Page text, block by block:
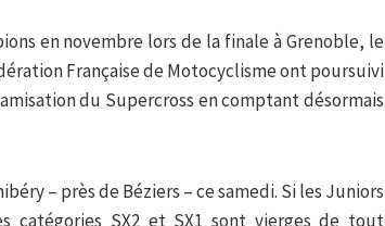
en novembre lors de la finale à Grenoble, le
Française de Motocyclisme ont poursuivi
du Supercross en comptant désormais
– près de Béziers – ce samedi. Si les Juniors
catégories SX2 et SX1 sont vierges de tout